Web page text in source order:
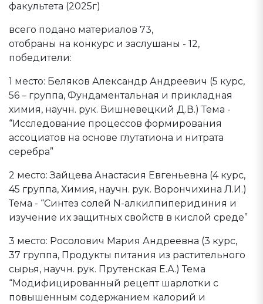
факультета (2025г)
всего подано материалов 73,
отобраны на конкурс и заслушаны - 12,
победители:
1 место: Беляков Александр Андреевич (5 курс,
56 – группа, Фундаментальная и прикладная
химия, научн. рук. Вишневецкий Д.В.) Тема -
“Исследование процессов формирования
ассоциатов на основе глутатиона и нитрата
серебра”
2 место: Зайцева Анастасия Евгеньевна (4 курс,
45 группа, Химия, научн. рук. Ворончихина Л.И.)
Тема - “Синтез солей N-алкилпиперидиния и
изучение их защитных свойств в кислой среде”
3 место: Росолович Мария Андреевна (3 курс,
37 группа, Продукты питания из растительного
сырья, научн. рук. Прутенская Е.А.) Тема
“Модифицированный рецепт шарлотки с
повышенным содержанием калорий и